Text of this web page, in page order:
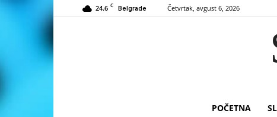
24.6 C Belgrade Četvrtak, avgust 6, 2026
POČETNA